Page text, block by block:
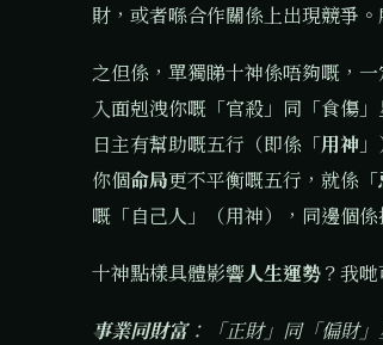
財，或者喺合作關係上出現競爭
之但係，單獨睇十神係唔夠嘅，
入面剋洩你嘅「官殺」同「食傷
日主有幫助嘅五行（即係「用神
你個命局更不平衡嘅五行，就係「
嘅「自己人」（用神），同邊個
十神點樣具體影響人生運勢？我
事業同財富：「正財」同「偏財